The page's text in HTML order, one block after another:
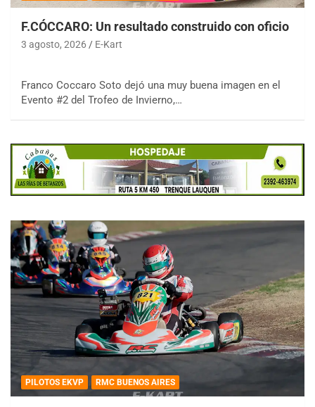
F.CÓCCARO: Un resultado construido con oficio
3 agosto, 2026 E-Kart
Franco Coccaro Soto dejó una muy buena imagen en el
Evento #2 del Trofeo de Invierno,…
PILOTOS EKVP RMC BUENOS AIRES